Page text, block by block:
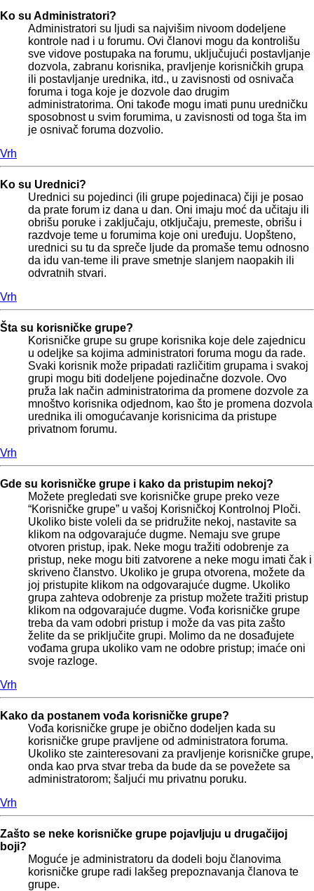
Ko su Administratori?
Administratori su ljudi sa najvišim nivoom dodeljene
kontrole nad i u forumu. Ovi članovi mogu da kontrolišu
sve vidove postupaka na forumu, uključujući postavljanje
dozvola, zabranu korisnika, pravljenje korisničkih grupa
ili postavljanje urednika, itd., u zavisnosti od osnivača
foruma i toga koje je dozvole dao drugim
administratorima. Oni takođe mogu imati punu uredničku
sposobnost u svim forumima, u zavisnosti od toga šta im
je osnivač foruma dozvolio.
Vrh
Ko su Urednici?
Urednici su pojedinci (ili grupe pojedinaca) čiji je posao
da prate forum iz dana u dan. Oni imaju moć da učitaju ili
obrišu poruke i zaključaju, otključaju, premeste, obrišu i
razdvoje teme u forumima koje oni uređuju. Uopšteno,
urednici su tu da spreče ljude da promaše temu odnosno
da idu van-teme ili prave smetnje slanjem naopakih ili
odvratnih stvari.
Vrh
Šta su korisničke grupe?
Korisničke grupe su grupe korisnika koje dele zajednicu
u odeljke sa kojima administratori foruma mogu da rade.
Svaki korisnik može pripadati različitim grupama i svakoj
grupi mogu biti dodeljene pojedinačne dozvole. Ovo
pruža lak način administratorima da promene dozvole za
mnoštvo korisnika odjednom, kao što je promena dozvola
urednika ili omogućavanje korisnicima da pristupe
privatnom forumu.
Vrh
Gde su korisničke grupe i kako da pristupim nekoj?
Možete pregledati sve korisničke grupe preko veze
“Korisničke grupe” u vašoj Korisničkoj Kontrolnoj Ploči.
Ukoliko biste voleli da se pridružite nekoj, nastavite sa
klikom na odgovarajuće dugme. Nemaju sve grupe
otvoren pristup, ipak. Neke mogu tražiti odobrenje za
pristup, neke mogu biti zatvorene a neke mogu imati čak i
skriveno članstvo. Ukoliko je grupa otvorena, možete da
joj pristupite klikom na odgovarajuće dugme. Ukoliko
grupa zahteva odobrenje za pristup možete tražiti pristup
klikom na odgovarajuće dugme. Vođa korisničke grupe
treba da vam odobri pristup i može da vas pita zašto
želite da se priključite grupi. Molimo da ne dosađujete
vođama grupa ukoliko vam ne odobre pristup; imaće oni
svoje razloge.
Vrh
Kako da postanem vođa korisničke grupe?
Vođa korisničke grupe je obično dodeljen kada su
korisničke grupe pravljene od administratora foruma.
Ukoliko ste zainteresovani za pravljenje korisničke grupe,
onda kao prva stvar treba da bude da se povežete sa
administratorom; šaljući mu privatnu poruku.
Vrh
Zašto se neke korisničke grupe pojavljuju u drugačijoj
boji?
Moguće je administratoru da dodeli boju članovima
korisničke grupe radi lakšeg prepoznavanja članova te
grupe.